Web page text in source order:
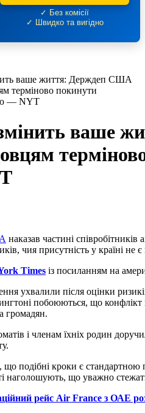
✓ Без комісії
✓ Швидко та вигідно
ваше життя: Держдеп США
терміново покинути
— NYT
ваше
наказав частині
чия присутність у країні не
Times із посиланням на
ухвалили після оцінки
побоюються, що конфлікт
громадян.
і членам їхніх родин
що подібні кроки є
наголошують, що уважно
рейс Air France з ОАЕ